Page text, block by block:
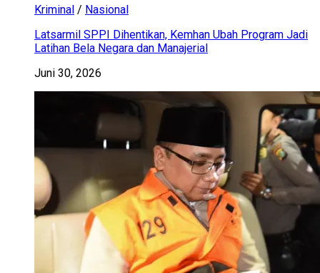
Kriminal / Nasional
Latsarmil SPPI Dihentikan, Kemhan Ubah Program Jadi
Latihan Bela Negara dan Manajerial
Juni 30, 2026